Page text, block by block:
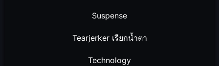
Suspense
Tearjerker เรียกน้ำตา
Technology